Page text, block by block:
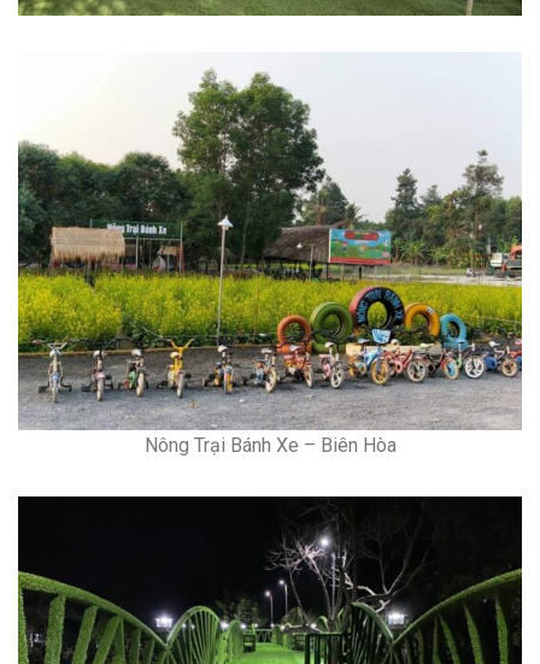
Nông Trại Bánh Xe – Biên Hòa